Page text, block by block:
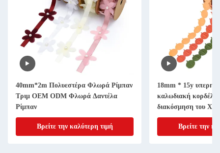
40mm*2m Πολυεστέρα Φλωρά Ρίμπαν
Τριμ OEM ODM Φλωρά Δαντέλα
Ρίμπαν
Βρείτε την καλύτερη τιμή
18mm * 15y
καλωδιακή κορδέλα
διακόσμηση του
Βρείτε την